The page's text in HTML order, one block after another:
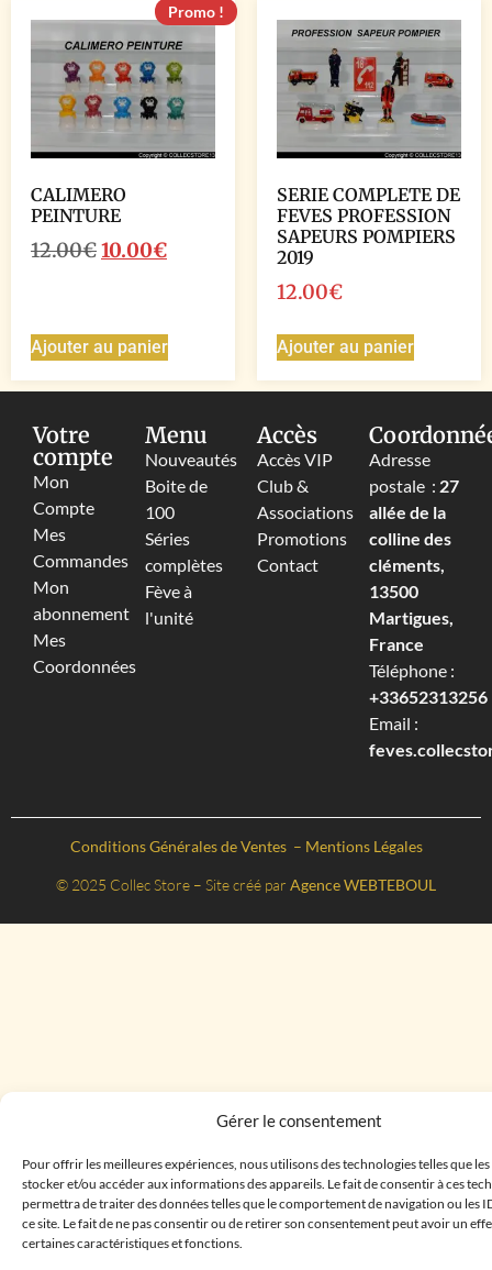
Gérer le consentement
Pour offrir les meilleures expériences, nous utilisons des technologies telles que
stocker et/ou accéder aux informations des appareils. Le fait de consentir à ces
permettra de traiter des données telles que le comportement de navigation ou les
ce site. Le fait de ne pas consentir ou de retirer son consentement peut avoir un
certaines caractéristiques et fonctions.
Promo !
CALIMERO
PEINTURE
12.00€10.00€
Ajouter au panier
SERIE COMPLETE DE
FEVES PROFESSION
SAPEURS POMPIERS
2019
12.00€
Ajouter au panier
Votre
compte
Mon
Compte
Mes
Commandes
Mon
abonnement
Mes
Coordonnées
Menu
Nouveautés
Boite de
100
Séries
complètes
Fève à
l'unité
Accès
Accès VIP
Club &
Associations
Promotions
Contact
Adresse
postale : 27
allée de la
colline des
cléments,
13500
Martigues,
France
Téléphone :
+33652313256‬
Email :
Conditions Générales de Ventes – Mentions Légales
© 2025 Collec Store – Site créé par Agence WEBTEBOUL